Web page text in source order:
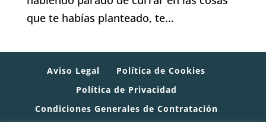
que te habías planteado, te...
Aviso Legal
Política de Cookies
Política de Privacidad
Condiciones Generales de Contratación